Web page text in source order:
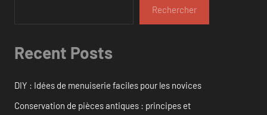
Rechercher
Recent Posts
DIY : Idées de menuiserie faciles pour les novices
Conservation de pièces antiques : principes et